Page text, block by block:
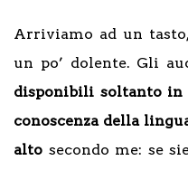
Arriviamo ad un
un po’ dolente. Gli
disponibili soltanto in
conoscenza della
alto secondo me: se